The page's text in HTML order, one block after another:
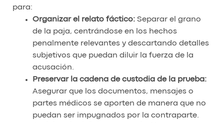
para:
Organizar el relato fáctico: Separar el grano
de la paja, centrándose en los hechos
penalmente relevantes y descartando detalles
subjetivos que puedan diluir la fuerza de la
acusación.
Preservar la cadena de custodia de la prueba:
Asegurar que los documentos, mensajes o
partes médicos se aporten de manera que no
puedan ser impugnados por la contraparte.